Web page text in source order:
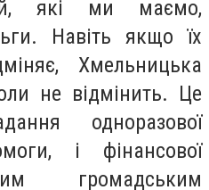
які ми маємо,
Навіть якщо їх
Хмельницька
не відмінить. Це
одноразової
і фінансової
громадським